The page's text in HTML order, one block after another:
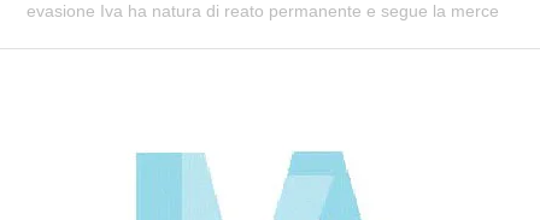
evasione Iva ha natura di reato permanente e segue la merce